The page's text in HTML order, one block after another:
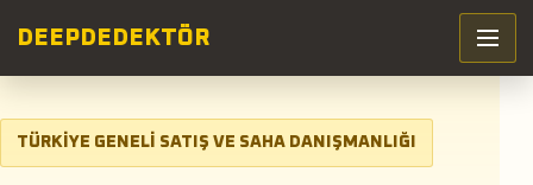
DEEP DEDEKTÖR
TÜRKIYE GENELI SATIŞ VE SAHA DANIŞMANLIĞI